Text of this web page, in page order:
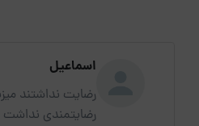
اسماعیل
رضایت نداشتند
رضایتمندی نداشت